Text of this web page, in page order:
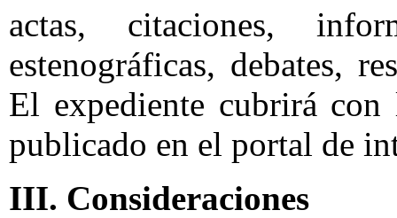
actas, citaciones,
estenográficas, debates,
El expediente cubrirá
publicado en el portal de
III. Consideraciones